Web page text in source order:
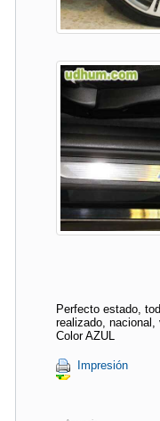
Perfecto estado,
realizado, nacional,
Color AZUL
Impresión